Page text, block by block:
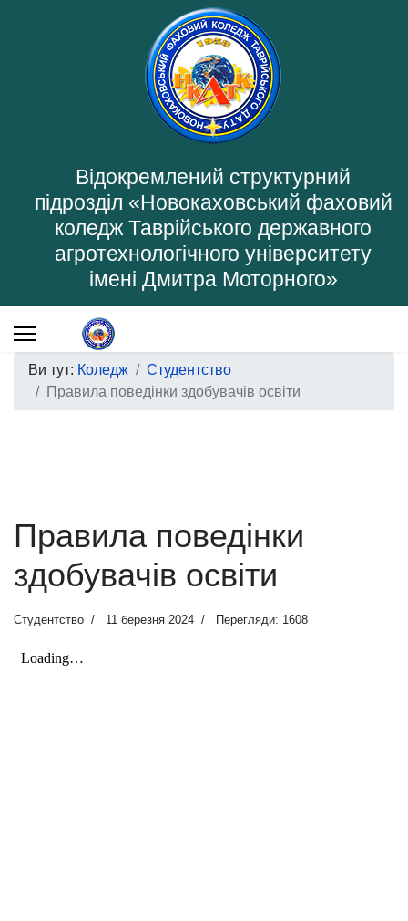
Відокремлений структурний
підрозділ «Новокаховський фаховий
коледж Таврійського державного
агротехнологічного університету
імені Дмитра Моторного»
Ви тут: Коледж
Студентство
Правила поведінки здобувачів освіти
Правила поведінки
здобувачів освіти
Студентство 11 березня 2024 Перегляди: 1608